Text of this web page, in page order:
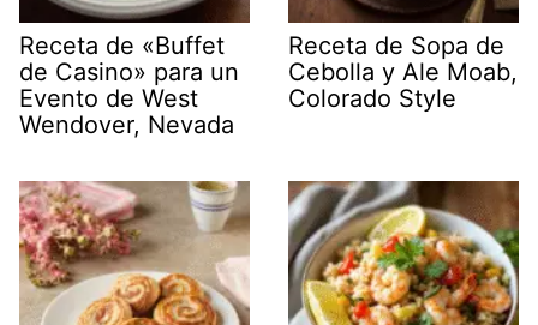
Receta de «Buffet
de Casino» para un
Evento de West
Wendover, Nevada
Receta de Sopa de
Cebolla y Ale Moab,
Colorado Style